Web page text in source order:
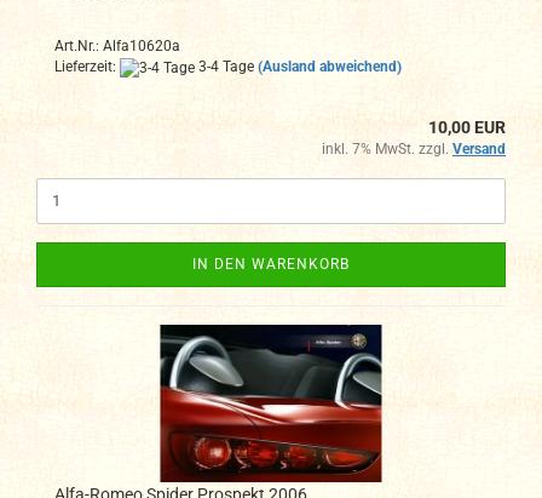
Art.Nr.: Alfa10620a
Lieferzeit:
3-4 Tage (Ausland abweichend)
10,00 EUR
inkl. 7% MwSt. zzgl. Versand
IN DEN WARENKORB
Alfa-Romeo Spider Prospekt 2006